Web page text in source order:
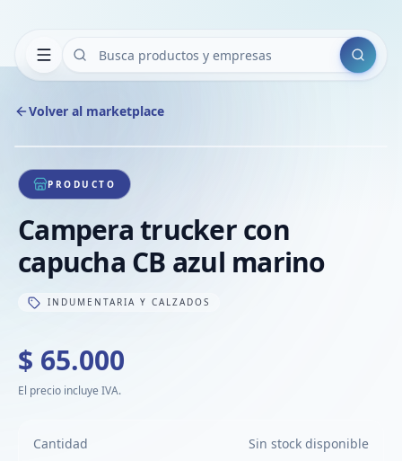
Buscar
Volver al marketplace
1/1
PRODUCTO
Campera trucker con
capucha CB azul marino
INDUMENTARIA Y CALZADOS
$ 65.000
El precio incluye IVA.
Cantidad Sin stock disponible